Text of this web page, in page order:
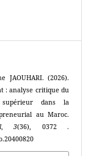
JAOUHARI. (2026).
: analyse critique du
dans la
au Maroc.
,3(36), 0372 .